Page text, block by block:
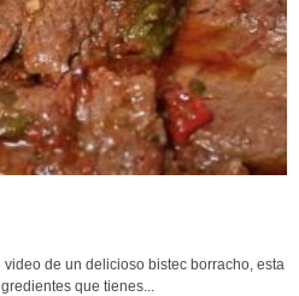
de un delicioso bistec borracho, esta
que tienes...